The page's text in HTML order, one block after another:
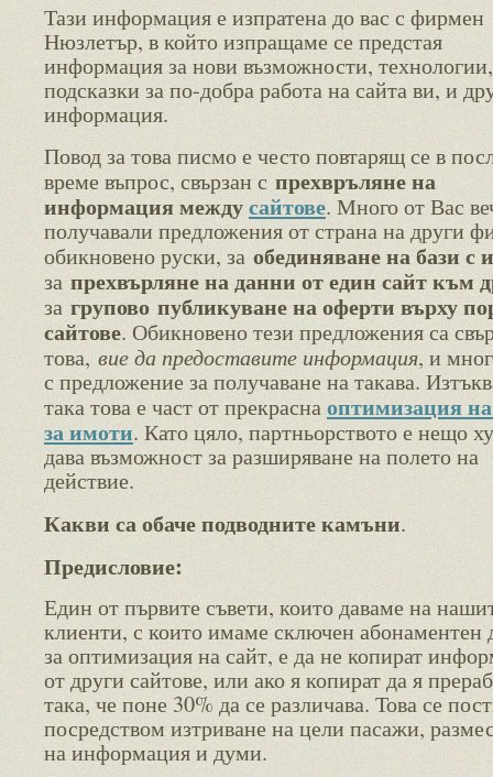
Тази информация е изпратена до вас с фирмен
Нюзлетър, в който изпращаме се предстая
информация за нови възможности, технологии,
подсказки за по-добра работа на сайта ви, и
информация.
Повод за това писмо е често повтарящ се в
време въпрос, свързан с прехвръляне на
информация междусайтове. Много от Вас
получавали предложения от страна на други
обикновено руски, за обединяване на бази с
за прехвърляне на данни от един сайт към
за групово публикуване на оферти върху
сайтове. Обикновено тези предложения са
това, вие да предоставите информация, и
с предложение за получаване на такава.
така това е част от прекраснаоптимизация
за имоти. Като цяло, партньорството е нещо
дава възможност за разширяване на полето на
действие.
Какви са обаче подводните камъни.
Предисловие:
Един от първите съвети, които даваме на
клиенти, с които имаме сключен абонаментен
за оптимизация на сайт, е да не копират
от други сайтове, или ако я копират да я
така, че поне 30% да се различава. Това се
посредством изтриване на цели пасажи,
на информация и думи.